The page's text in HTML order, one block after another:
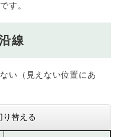
す。
線
い（見えない位置にあ
り替える